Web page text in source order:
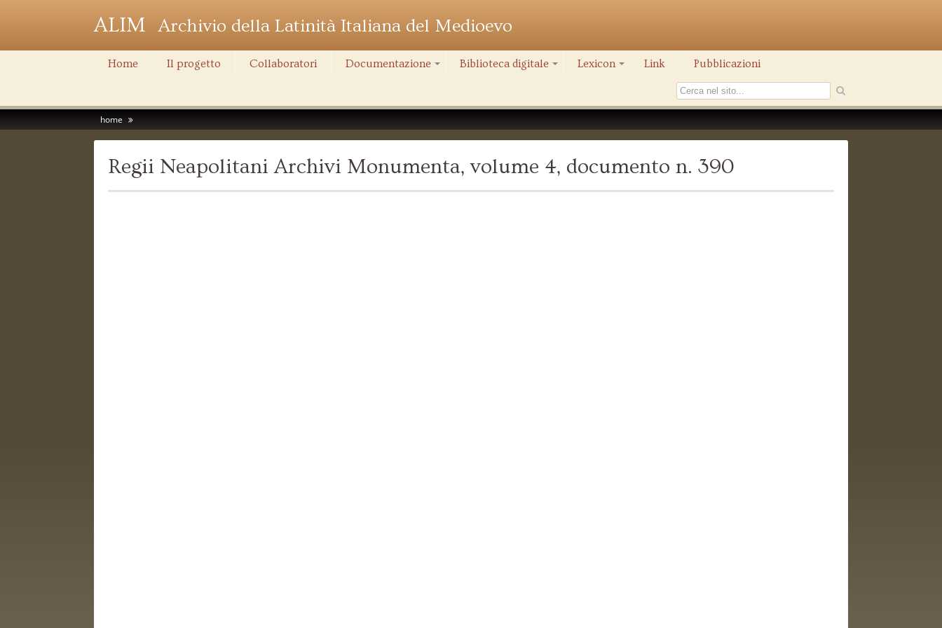
ALIM Archivio della Latinità Italiana del Medioevo
Home Il progetto Collaboratori Documentazione Biblioteca digitale Lexicon Link Pubblicazioni
home
Regii Neapolitani Archivi Monumenta, volume 4, documento n. 390